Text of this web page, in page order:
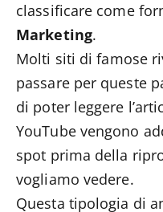
classificare come
Marketing.
Molti siti di famose
passare per queste
di poter leggere
YouTube vengono
spot prima della
vogliamo vedere.
Questa tipologia di